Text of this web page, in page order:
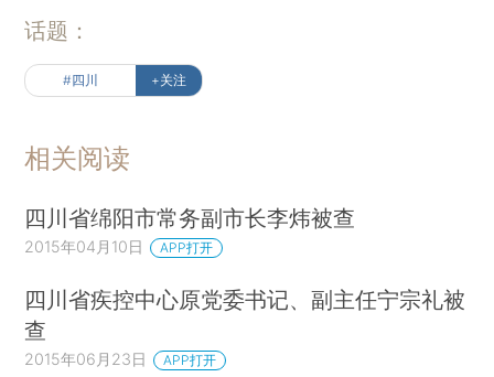
话题：
#四川 +关注
相关阅读
四川省绵阳市常务副市长李炜被查
2015年04月10日 APP打开
四川省疾控中心原党委书记、副主任宁宗礼被
查
2015年06月23日 APP打开